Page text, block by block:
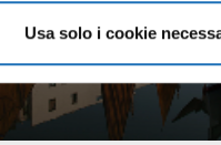
Usa solo i cookie